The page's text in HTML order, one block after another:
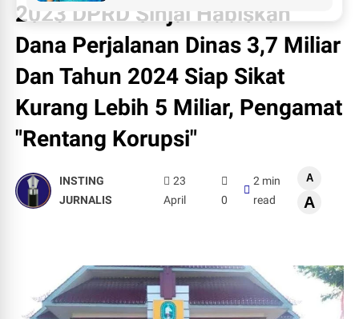
2023 DPRD Sinjai Habiskan
Dana Perjalanan Dinas 3,7 Miliar
Dan Tahun 2024 Siap Sikat
Kurang Lebih 5 Miliar, Pengamat
"Rentang Korupsi"
INSTING
JURNALIS
23
April
0
2 min
read
A
A